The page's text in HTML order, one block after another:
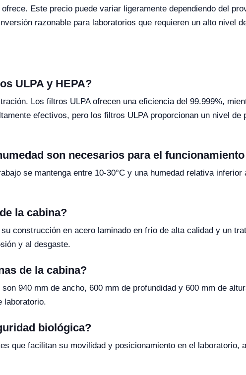
Este precio puede variar ligeramente dependiendo del
razonable para laboratorios que requieren un alto nivel
ULPA y HEPA?
Los filtros ULPA ofrecen una eficiencia del 99.999%,
efectivos, pero los filtros ULPA proporcionan un nivel de
son necesarios para el
se mantenga entre 10-30°C y una humedad relativa
la cabina?
construcción en acero laminado en frío de alta calidad y un
y al desgaste.
de la cabina?
940 mm de ancho, 600 mm de profundidad y 600 mm de
laboratorio.
biológica?
que facilitan su movilidad y posicionamiento en el laboratorio,